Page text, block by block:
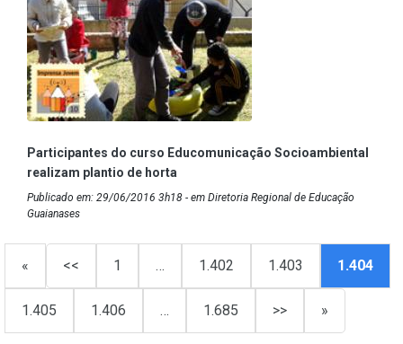
Participantes do curso Educomunicação Socioambiental
realizam plantio de horta
Publicado em: 29/06/2016 3h18 - em Diretoria Regional de Educação
Guaianases
« << 1 … 1.402 1.403 1.404
1.405 1.406 … 1.685 >> »